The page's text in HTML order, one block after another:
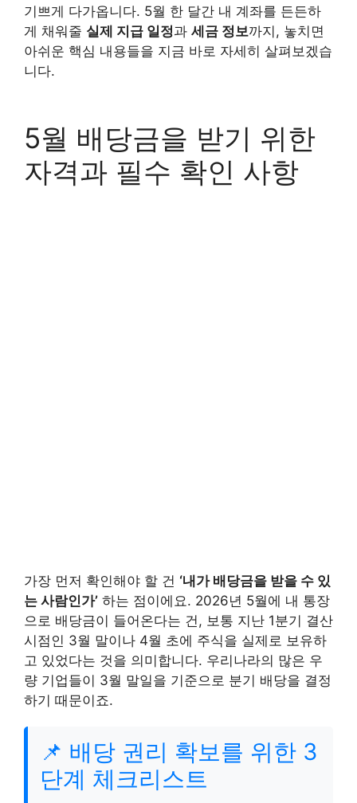
기쁘게 다가옵니다. 5월 한 달간 내 계좌를 든든하
게 채워줄 실제 지급 일정과 세금 정보까지, 놓치면
아쉬운 핵심 내용들을 지금 바로 자세히 살펴보겠습
니다.
5월 배당금을 받기 위한
자격과 필수 확인 사항
가장 먼저 확인해야 할 건 ‘내가 배당금을 받을 수 있
는 사람인가’ 하는 점이에요. 2026년 5월에 내 통장
으로 배당금이 들어온다는 건, 보통 지난 1분기 결산
시점인 3월 말이나 4월 초에 주식을 실제로 보유하
고 있었다는 것을 의미합니다. 우리나라의 많은 우
량 기업들이 3월 말일을 기준으로 분기 배당을 결정
하기 때문이죠.
📌 배당 권리 확보를 위한 3
단계 체크리스트